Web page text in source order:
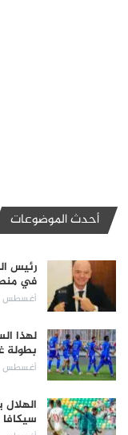
أحدث الموضوعات
رئيس
في
أغسطس 7, 2026
لهذا
بطولة
أغسطس 7, 2026
سيكافا